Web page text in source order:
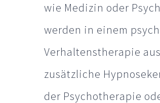
wie Medizin oder
werden in einem
Verhaltenstherapie
zusätzliche
der Psychotherapie